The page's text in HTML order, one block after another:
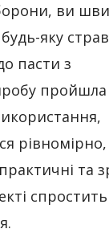
ви
яку
пасти з
пройшла
та
спростить